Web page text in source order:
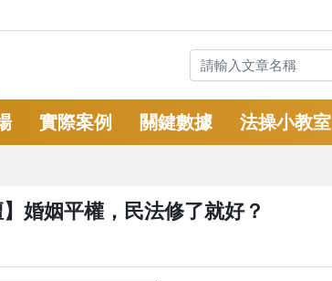
實際案例 關鍵數據 法操小教室
婚姻平權，民法修了就好？